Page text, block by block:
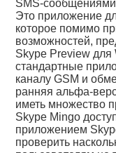
SMS-
Это приложение
которое помимо
возможностей,
Skype Preview для
стандартные
каналу GSM и
ранняя альфа-
иметь множество
Skype Mingo
приложением
проверить